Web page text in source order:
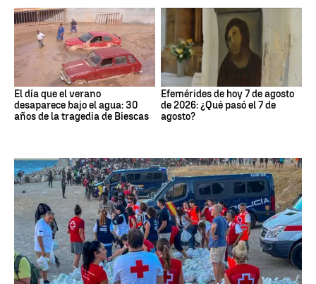
El día que el verano
desaparece bajo el agua: 30
años de la tragedia de Biescas
Efemérides de hoy 7 de agosto
de 2026: ¿Qué pasó el 7 de
agosto?